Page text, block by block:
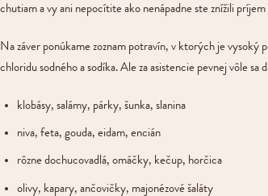
chutiam a vy ani nepocítite ako nenápadne ste znížili príjem
Na záver ponúkame zoznam potravín, v ktorých je vysoký
chloridu sodného a sodíka. Ale za asistencie pevnej vôle sa
klobásy, salámy, párky, šunka, slanina
niva, feta, gouda, eidam, encián
rôzne dochucovadlá, omáčky, kečup, horčica
olivy, kapary, ančovičky, majonézové šaláty